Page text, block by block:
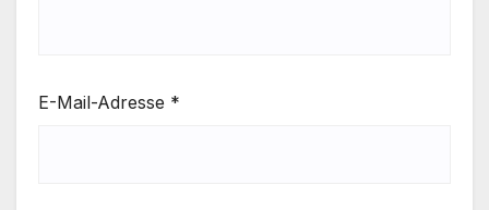
E-Mail-Adresse *